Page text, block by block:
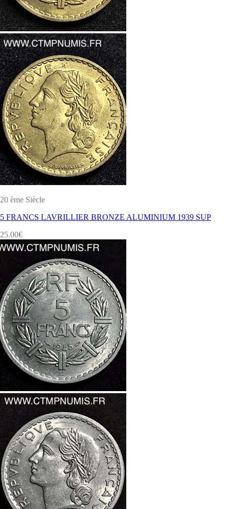
20 ème Siècle
5 FRANCS LAVRILLIER BRONZE ALUMINIUM 1939 SUP
25.00€